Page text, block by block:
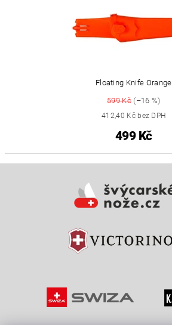
Floating Knife Orange
599 Kč(–16 %)
412,40 Kč bez DPH
499 Kč